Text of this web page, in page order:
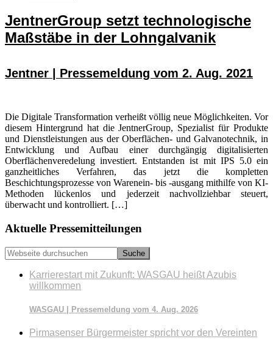
JentnerGroup setzt technologische
Maßstäbe in der Lohngalvanik
Jentner | Pressemeldung vom 2. Aug. 2021
Die Digitale Transformation verheißt völlig neue Möglichkeiten. Vor
diesem Hintergrund hat die JentnerGroup, Spezialist für Produkte
und Dienstleistungen aus der Oberflächen- und Galvanotechnik, in
Entwicklung und Aufbau einer durchgängig digitalisierten
Oberflächenveredelung investiert. Entstanden ist mit IPS 5.0 ein
ganzheitliches Verfahren, das jetzt die kompletten
Beschichtungsprozesse von Warenein- bis -ausgang mithilfe von KI-
Methoden lückenlos und jederzeit nachvollziehbar steuert,
überwacht und kontrolliert. […]
Seitenspalte
Aktuelle Pressemitteilungen
Webseite
durchsuchen
Karrierestart mit Zukunft: WASGAU heißt Azubis
willkommen
WASGAU | Pressemeldung vom 4. Aug. 2026
Pirmasenser Bürgermeister spricht vor den Vereinten